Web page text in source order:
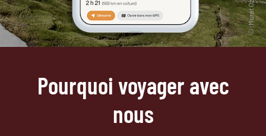
Pourquoi voyager avec
nous